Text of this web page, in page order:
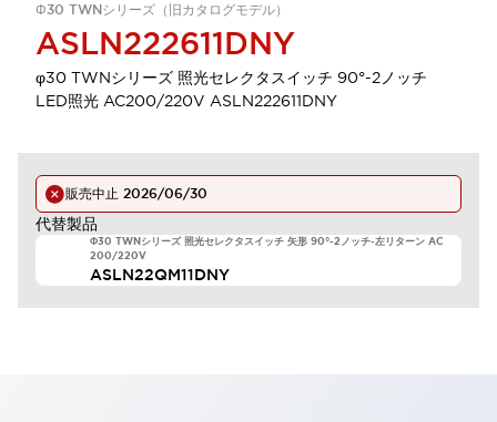
Φ30 TWNシリーズ（旧カタログモデル）
ASLN222611DNY
φ30 TWNシリーズ 照光セレクタスイッチ 90°-2ノッチ
LED照光 AC200/220V ASLN222611DNY
販売中止 2026/06/30
代替製品
Φ30 TWNシリーズ 照光セレクタスイッチ 矢形 90°-2ノッチ-左リターン AC
200/220V
ASLN22QM11DNY